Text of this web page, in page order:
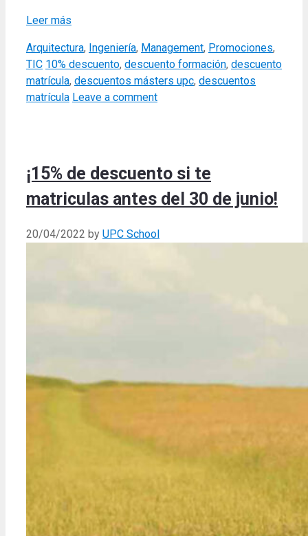
Leer más
Categories
Arquitectura, Ingeniería, Management, Promociones,
TIC Tags
10% descuento, descuento formación, descuento
matrícula, descuentos másters upc, descuentos
matrícula Leave a comment
¡15% de descuento si te
matriculas antes del 30 de junio!
20/04/2022 by UPC School